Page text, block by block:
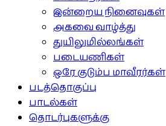
இன்றைய நினைவுகள்
அகவை வாழ்த்து
துயிலுமில்லங்கள்
படையணிகள்
ஒரே குடும்ப மாவீரர்கள்
படத்தொகுப்பு
பாடல்கள்
தொடர்புகளுக்கு